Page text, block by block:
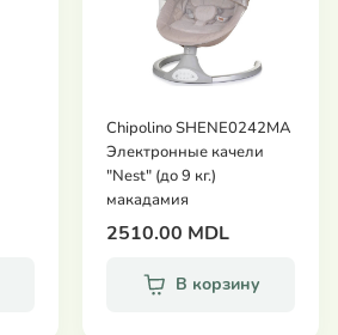
Chipolino SHENE0242MA
Электронные качели
"Nest" (до 9 кг.)
макадамия
2510.00 MDL
В корзину